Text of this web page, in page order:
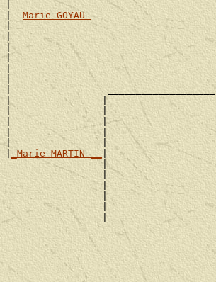
|--Marie GOYAU
|
|
|
|
|
|                                    |
|                 ___________________|
|                |
|                |                   |
|                |
|                |
|                |
_Marie MARTIN __ |
|
|
|
|
|
                 |___________________|